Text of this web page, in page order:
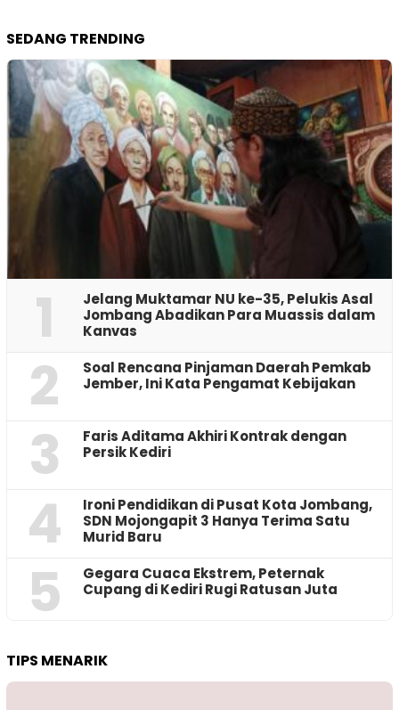
SEDANG TRENDING
1
Jelang Muktamar NU ke-35, Pelukis Asal
Jombang Abadikan Para Muassis dalam
Kanvas
2
‎Soal Rencana Pinjaman Daerah Pemkab
Jember, Ini Kata Pengamat Kebijakan ‎
3
Faris Aditama Akhiri Kontrak dengan
Persik Kediri
4
Ironi Pendidikan di Pusat Kota Jombang,
SDN Mojongapit 3 Hanya Terima Satu
Murid Baru
5
‎Gegara Cuaca Ekstrem, Peternak
Cupang di Kediri Rugi Ratusan Juta
TIPS MENARIK